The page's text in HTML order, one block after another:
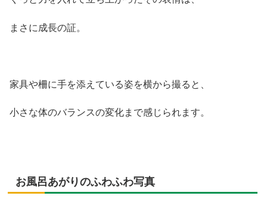
まさに成長の証。
家具や柵に手を添えている姿を横から撮ると、
小さな体のバランスの変化まで感じられます。
お風呂あがりのふわふわ写真